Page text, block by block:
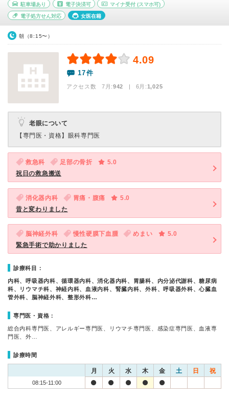
駐車場あり 電子決済可 マイナ受付 (スマホ可)
電子処方せん対応 女医在籍
朝（8:15〜）
4.09
17件
アクセス数 7月:942 | 6月:1,025
老眼について
【専門医・資格】 眼科専門医
救急科 足部の骨折
5.0
祝日の救急搬送
消化器内科 胃痛・腹痛
5.0
昔と変わりました
脳神経外科 慢性硬膜下血腫 めまい
5.0
緊急手術で助かりました
診療科目：
内科、呼吸器内科、循環器内科、消化器内科、胃腸科、内分泌代謝科、糖尿病
科、リウマチ科、神経内科、血液内科、腎臓内科、外科、呼吸器外科、心臓血
管外科、脳神経外科、整形外科…
専門医・資格：
総合内科専門医、アレルギー専門医、リウマチ専門医、感染症専門医、血液専
門医、外…
診療時間
月 火 水 木 金 土 日 祝
08:15-11:00